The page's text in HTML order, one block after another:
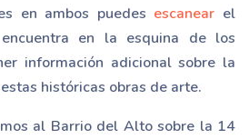
en ambos puedes escanear el
en la esquina de los
información adicional sobre la
históricas obras de arte.
al Barrio del Alto sobre la 14